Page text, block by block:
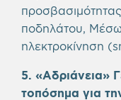
ποδηλάτου,
ηλεκτροκίνηση
5. «Αδριάνεια»
τοπόσημα για